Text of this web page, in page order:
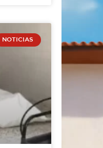
NOTICIAS